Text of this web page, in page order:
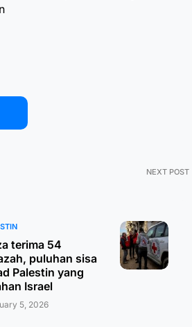
NEXT POST
terima 54
puluhan sisa
Palestin yang
Israel
5, 2026